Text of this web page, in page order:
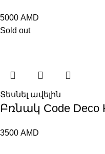
5000 AMD
Sold out
Տեսնել ավելին
Բռնակ Code Deco
3500 AMD